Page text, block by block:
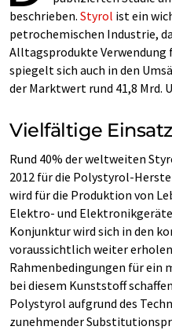
beschrieben. Styrol ist ein
petrochemischen Industrie,
Alltagsprodukte Verwendung
spiegelt sich auch in den
der Marktwert rund 41,8 Mrd.
Vielfältige
Rund 40% der weltweiten
2012 für die Polystyrol-
wird für die Produktion von
Elektro- und
Konjunktur wird sich in den
voraussichtlich weiter
Rahmenbedingungen für ein
bei diesem Kunststoff
Polystyrol aufgrund des
zunehmender